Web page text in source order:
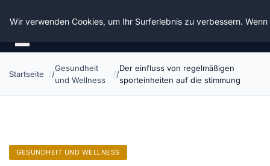
Die Schnitter
Startseite
Gesundheit
und Wellness
Der einfluss von regelmäßigen
sporteinheiten auf die stimmung
GESUNDHEIT UND WELLNESS
Wir verwenden Cookies, um Ihr Surferlebnis zu verbessern.